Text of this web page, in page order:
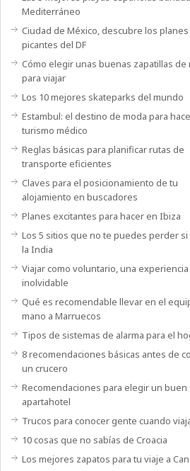
Mediterráneo
Ciudad de México, descubre los planes
picantes del DF
Cómo elegir unas buenas zapatillas de
para viajar
Los 10 mejores skateparks del mundo
Estambul: el destino de moda para
turismo médico
Reglas básicas para planificar rutas de
transporte eficientes
Claves para el posicionamiento de tu
alojamiento en buscadores
Planes excitantes para hacer en Ibiza
Los 5 sitios que no te puedes perder si
la India
Viajar como voluntario, una experiencia
inolvidable
Qué es recomendable llevar en el
mano a Marruecos
Tipos de sistemas de alarma para el
8 recomendaciones básicas antes de
un crucero
Recomendaciones para elegir un buen
apartahotel
Trucos para conocer gente cuando
10 cosas que no sabías de Croacia
Los mejores zapatos para tu viaje a